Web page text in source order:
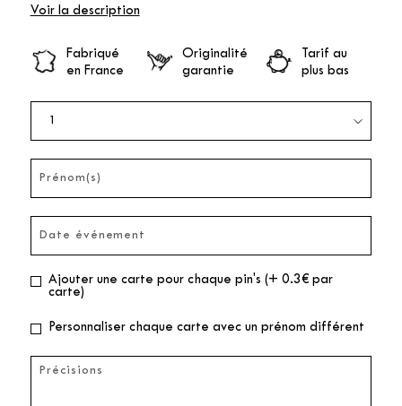
Voir la description
Fabriqué
en France
Originalité
garantie
Tarif au
plus bas
Ajouter une carte pour chaque pin's (+ 0.3€ par
carte)
Personnaliser chaque carte avec un prénom différent